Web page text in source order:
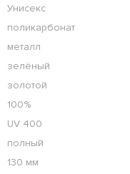
Унисекс
поликарбонат
металл
зелёный
золотой
100%
UV 400
полный
130 мм